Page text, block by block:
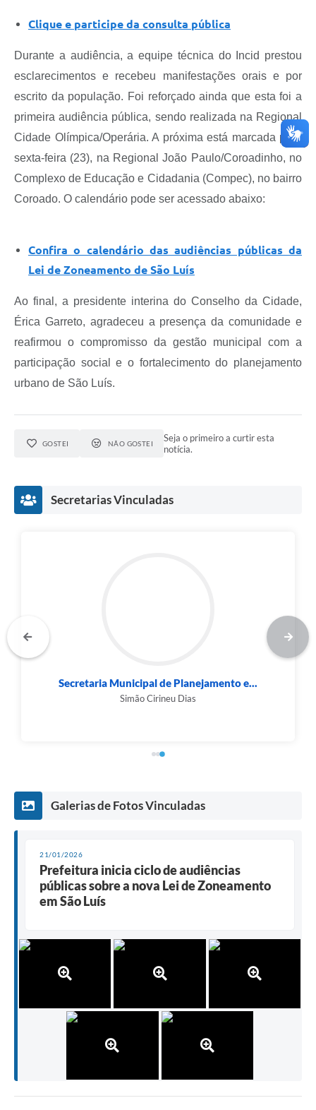
Clique e participe da consulta pública
Durante a audiência, a equipe técnica do Incid prestou
esclarecimentos e recebeu manifestações orais e por
escrito da população. Foi reforçado ainda que esta foi a
primeira audiência pública, sendo realizada na Regional
Cidade Olímpica/Operária. A próxima está marcada para
sexta-feira (23), na Regional João Paulo/Coroadinho, no
Complexo de Educação e Cidadania (Compec), no bairro
Coroado. O calendário pode ser acessado abaixo:
Confira o calendário das audiências públicas da
Lei de Zoneamento de São Luís
Ao final, a presidente interina do Conselho da Cidade,
Érica Garreto, agradeceu a presença da comunidade e
reafirmou o compromisso da gestão municipal com a
participação social e o fortalecimento do planejamento
urbano de São Luís.
GOSTEI NÃO GOSTEI
Seja o primeiro a curtir esta
notícia.
Secretarias Vinculadas
Secretaria Municipal de Planejamento e...
Simão Cirineu Dias
Galerias de Fotos Vinculadas
21/01/2026
Prefeitura inicia ciclo de audiências
públicas sobre a nova Lei de Zoneamento
em São Luís